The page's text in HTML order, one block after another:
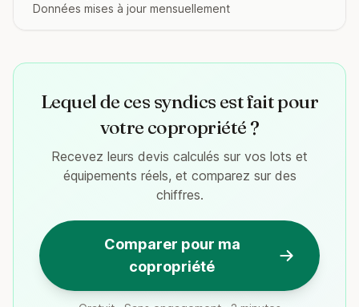
Données mises à jour mensuellement
Lequel de ces syndics est fait pour
votre copropriété ?
Recevez leurs devis calculés sur vos lots et
équipements réels, et comparez sur des
chiffres.
Comparer pour ma
copropriété